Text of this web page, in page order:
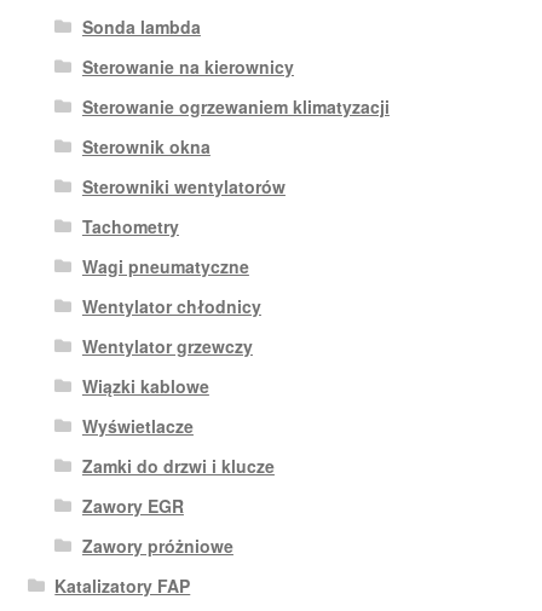
Sonda lambda
Sterowanie na kierownicy
Sterowanie ogrzewaniem klimatyzacji
Sterownik okna
Sterowniki wentylatorów
Tachometry
Wagi pneumatyczne
Wentylator chłodnicy
Wentylator grzewczy
Wiązki kablowe
Wyświetlacze
Zamki do drzwi i klucze
Zawory EGR
Zawory próżniowe
Katalizatory FAP